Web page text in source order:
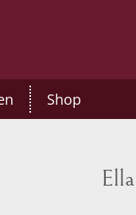
Shop